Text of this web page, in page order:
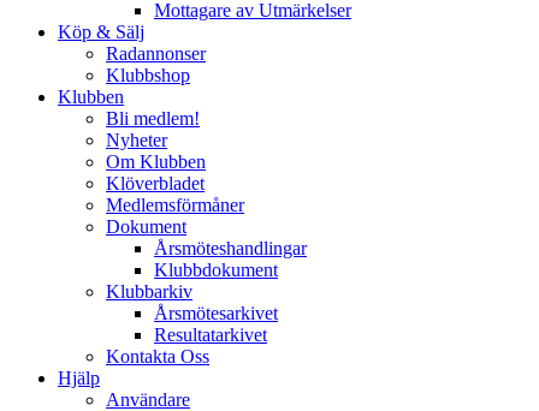
Mottagare av Utmärkelser
Köp & Sälj
Radannonser
Klubbshop
Klubben
Bli medlem!
Nyheter
Om Klubben
Klöverbladet
Medlemsförmåner
Dokument
Årsmöteshandlingar
Klubbdokument
Klubbarkiv
Årsmötesarkivet
Resultatarkivet
Kontakta Oss
Hjälp
Användare